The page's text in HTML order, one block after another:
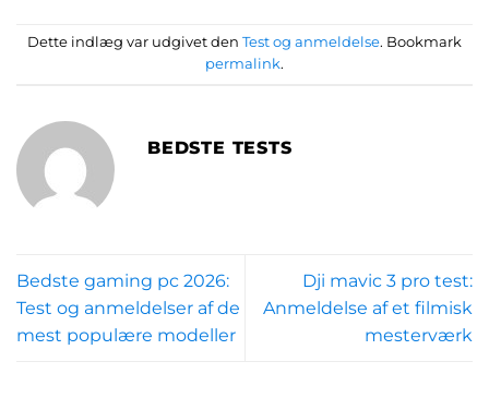
Dette indlæg var udgivet den Test og anmeldelse. Bookmark
permalink.
BEDSTE TESTS
Bedste gaming pc 2026:
Test og anmeldelser af de
mest populære modeller
Dji mavic 3 pro test:
Anmeldelse af et filmisk
mesterværk